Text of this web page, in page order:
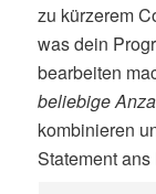
zu kürzerem
was dein
bearbeiten
beliebige
kombinieren
Statement